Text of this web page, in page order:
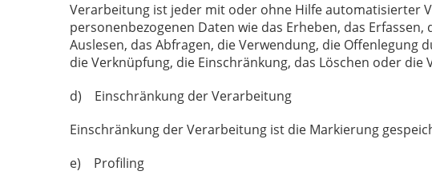
Verarbeitung ist jeder mit oder ohne Hilfe automatisierter
personenbezogenen Daten wie das Erheben, das
Auslesen, das Abfragen, die Verwendung, die
die Verknüpfung, die Einschränkung, das Löschen oder die
d) Einschränkung der Verarbeitung
Einschränkung der Verarbeitung ist die Markierung
e) Profiling